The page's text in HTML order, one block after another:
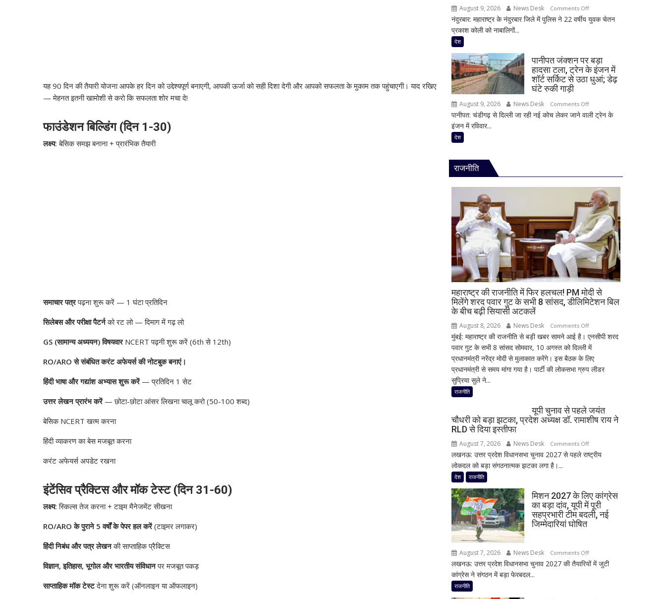
यह 90 दिन की तैयारी योजना आपके हर दिन को उद्देश्यपूर्ण बनाएगी, आपकी ऊर्जा को सही दिशा देगी और आपको सफलता के मुकाम तक पहुंचाएगी। याद रखिए
— मेहनत इतनी खामोशी से करो कि सफलता शोर मचा दे!
फाउंडेशन बिल्डिंग (दिन 1-30)
लक्ष्य: बेसिक समझ बनाना + प्रारंभिक तैयारी
समाचार पत्रपढ़ना शुरू करें — 1 घंटा प्रतिदिन
सिलेबस और परीक्षा पैटर्नको रट लो — दिमाग में गढ़ लो
GS (सामान्य अध्ययन) विषयवारNCERT पढ़नी शुरू करें (6th से 12th)
RO/ARO से संबंधित करंट अफेयर्स की नोटबुक बनाएं।
हिंदी भाषा और गद्यांश अभ्यास शुरू करें— प्रतिदिन 1 सेट
उत्तर लेखन प्रारंभ करें— छोटा-छोटा आंसर लिखना चालू करो (50-100 शब्द)
बेसिक NCERT खत्म करना
हिंदी व्याकरण का बेस मजबूत करना
करंट अफेयर्स अपडेट रखना
इंटेंसिव प्रैक्टिस और मॉक टेस्ट (दिन 31-60)
लक्ष्य: स्किल्स तेज करना + टाइम मैनेजमेंट सीखना
RO/ARO के पुराने 5 वर्षों के पेपर हल करें(टाइमर लगाकर)
हिंदी निबंध और पत्र लेखनकी साप्ताहिक प्रैक्टिस
विज्ञान, इतिहास, भूगोल और भारतीय संविधानपर मजबूत पकड़
साप्ताहिक मॉक टेस्टदेना शुरू करें (ऑनलाइन या ऑफलाइन)
पर
के
साथ
दिखी
की
झलक
August 9, 2026 News Desk Comments Offon
महाराष्ट्र
युवाओं
के
यौन
का
आरोप,
मिले
600
से
ज्यादा
वीडियो
नंदुरबार: महाराष्ट्र के नंदुरबार जिले में पुलिस ने 22 वर्षीय युवक चेतन
प्रकाश कोली को नाबालिगों...
देश
पानीपत जंक्शन पर बड़ा
हादसा टला, ट्रेन के इंजन में
शॉर्ट सर्किट से उठा धुआं; डेढ़
घंटे रुकी गाड़ी
August 9, 2026 News Desk Comments Offon
पानीपत
इंजन
में
शॉर्ट
सर्किट
से
उठा
धुआं;
डेढ़
घंटे
रुकी
पानीपत: चंडीगढ़ से दिल्ली जा रही नई कोच लेकर जाने वाली ट्रेन के
इंजन में रविवार...
देश
राजनीति
महाराष्ट्र की राजनीति में फिर हलचल! PM मोदी से
मिलेंगे शरद पवार गुट के सभी 8 सांसद, डीलिमिटेशन बिल
के बीच बढ़ी सियासी अटकलें
August 8, 2026 News Desk Comments Offon
महाराष्ट्र
की
राजनीति
में
मोदी
से
शरद
पवार
8
सांसद,
डीलिमिटेशन
बीच
बढ़ी
मुंबई: महाराष्ट्र की राजनीति से बड़ी खबर सामने आई है। एनसीपी शरद
पवार गुट के सभी 8 सांसद सोमवार, 10 अगस्त को दिल्ली में
प्रधानमंत्री नरेंद्र मोदी से मुलाकात करेंगे। इस बैठक के लिए
प्रधानमंत्री से समय मांगा गया है। पार्टी की लोकसभा ग्रुप लीडर
सुप्रिया सुले ने...
राजनीति
यूपी चुनाव से पहले जयंत
चौधरी को बड़ा झटका, प्रदेश अध्यक्ष डॉ. रामाशीष राय ने
RLD से दिया इस्तीफा
August 7, 2026 News Desk Comments Offon
यूपी
जयंत
चौधरी
को
प्रदेश
अध्यक्ष
लखनऊ: उत्तर प्रदेश विधानसभा चुनाव 2027 से पहले राष्ट्रीय
लोकदल को बड़ा संगठनात्मक झटका लगा है।...
देश राजनीति
मिशन 2027 के लिए कांग्रेस
का बड़ा दांव, यूपी में पूरी
सहप्रभारी टीम बदली, नई
जिम्मेदारियां घोषित
August 7, 2026 News Desk Comments Offon
मिशन
लखनऊ: उत्तर प्रदेश विधानसभा चुनाव 2027 की तैयारियों में जुटी
कांग्रेस ने संगठन में बड़ा फेरबदल...
राजनीति